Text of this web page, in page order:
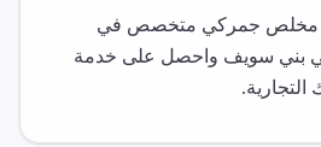
مخلص جمركي متخصص في
بني سويف واحصل على خدمة
التجارية.